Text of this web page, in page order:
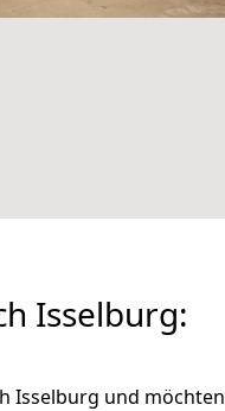
Isselburg:
Isselburg und möchten